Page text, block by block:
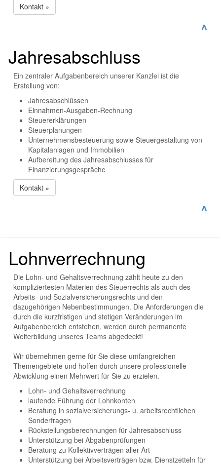
Kontakt »
^
Jahresabschluss
Ein zentraler Aufgabenbereich unserer Kanzlei ist die
Erstellung von:
Jahresabschlüssen
Einnahmen-Ausgaben-Rechnung
Steuererklärungen
Steuerplanungen
Unternehmensbesteuerung sowie Steuergestaltung von
Kapitalanlagen und Immobilien
Aufbereitung des Jahresabschlusses für
Finanzierungsgespräche
Kontakt »
^
Lohnverrechnung
Die Lohn- und Gehaltsverrechnung zählt heute zu den
kompliziertesten Materien des Steuerrechts als auch des
Arbeits- und Sozialversicherungsrechts und den
dazugehörigen Nebenbestimmungen. Die Anforderungen die
durch die kurzfristigen und stetigen Veränderungen im
Aufgabenbereich entstehen, werden durch permanente
Weiterbildung unseres Teams abgedeckt!
Wir übernehmen gerne für Sie diese umfangreichen
Themengebiete und hoffen durch unsere professionelle
Abwicklung einen Mehrwert für Sie zu erzielen.
Lohn- und Gehaltsverrechnung
laufende Führung der Lohnkonten
Beratung in sozialversicherungs- u. arbeitsrechtlichen
Sonderfragen
Rückstellungsberechnungen für Jahresabschluss
Unterstützung bei Abgabenprüfungen
Beratung zu Kollektivverträgen aller Art
Unterstützung bei Arbeitsverträgen bzw. Dienstzetteln für